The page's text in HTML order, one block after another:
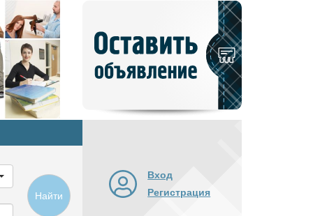
объявление
Найти
Вход
Регистрация